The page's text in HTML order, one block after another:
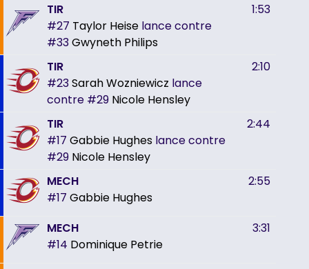
TIR
#27 Taylor Heise lance contre
#33Gwyneth Philips
1:53
TIR
#23Sarah Wozniewicz lance
contre #29 Nicole Hensley
2:10
TIR
#17 Gabbie Hughes lance contre
#29 Nicole Hensley
2:44
MECH
#17 Gabbie Hughes
2:55
MECH
#14 Dominique Petrie
3:31